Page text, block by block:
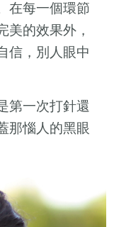
在每一個環節
的效果外，
信，別人眼中
第一次打針還
那惱人的黑眼